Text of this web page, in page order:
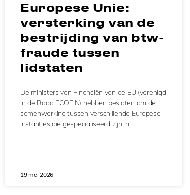
Europese Unie:
versterking van de
bestrijding van btw-
fraude tussen
lidstaten
De ministers van Financiën van de EU (verenigd
in de Raad ECOFIN) hebben besloten om de
samenwerking tussen verschillende Europese
instanties die gespecialiseerd zijn in…
19 mei 2026